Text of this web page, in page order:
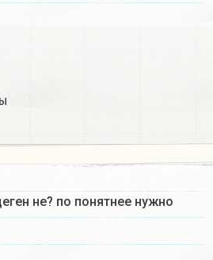
не? по понятнее нужно​